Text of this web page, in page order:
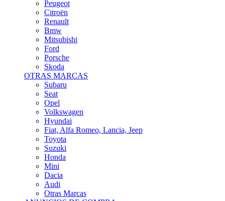
Renault
Bmw
Mitsubishi
Ford
Porsche
Skoda
OTRAS MARCAS
Subaru
Seat
Opel
Volkswagen
Hyundai
Fiat, Alfa Romeo, Lancia, Jeep
Toyota
Suzuki
Honda
Mini
Dacia
Audi
Otras Marcas
ANUNCIOS DE COMPRA
Compra De Coches